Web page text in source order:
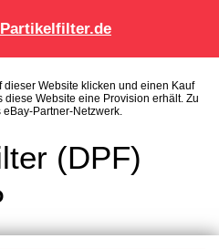
Website klicken und einen Kauf
Website eine Provision erhält. Zu
Partner-Netzwerk.
(DPF)